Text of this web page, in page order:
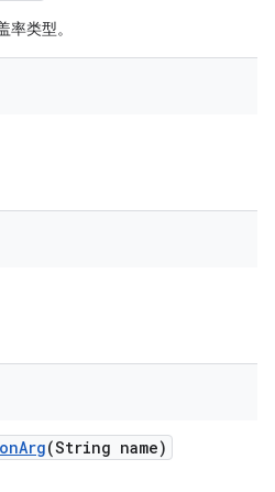
类型。
Arg(String name)